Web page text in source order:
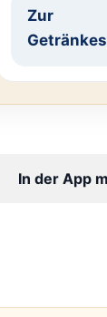
Zur
In der App